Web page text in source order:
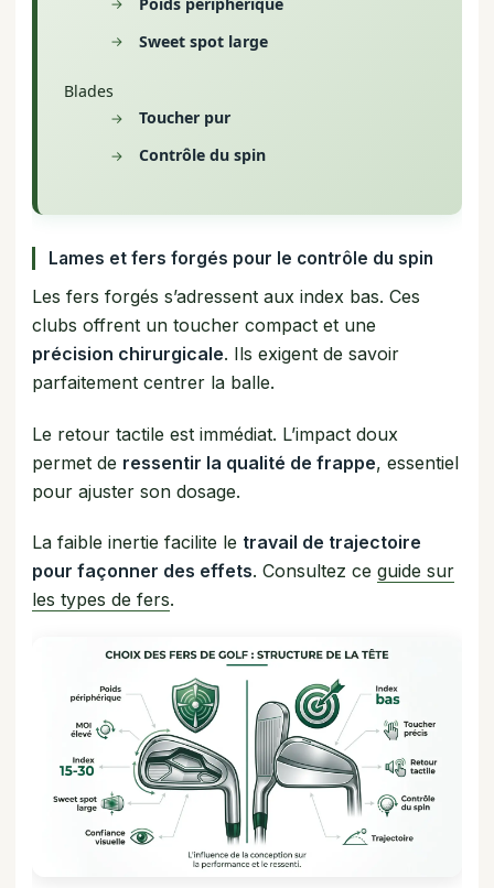
Sweet spot large
Blades
Toucher pur
Contrôle du spin
Lames et fers forgés pour le contrôle du spin
Les fers forgés s’adressent aux index bas. Ces
clubs offrent un toucher compact et une
précision chirurgicale. Ils exigent de savoir
parfaitement centrer la balle.
Le retour tactile est immédiat. L’impact doux
permet de ressentir la qualité de frappe, essentiel
pour ajuster son dosage.
La faible inertie facilite le travail de trajectoire
pour façonner des effets. Consultez ce guide sur
les types de fers.